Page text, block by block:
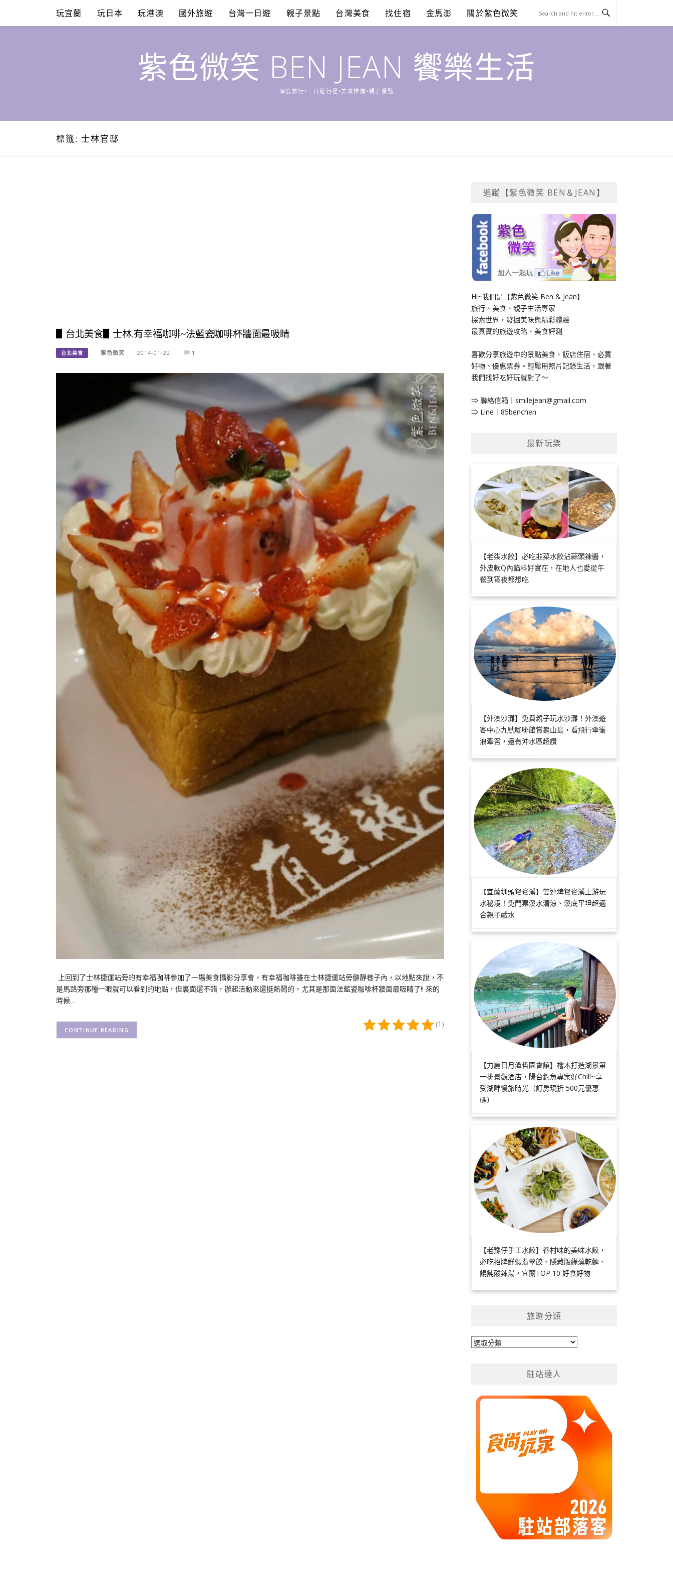
content
玩宜蘭 玩日本 玩港澳 國外旅遊 台灣一日遊 親子景點 台灣美食 找住宿 金馬澎 關於紫色微笑
紫色微笑 BEN JEAN 饗樂生活
深度旅行•一日遊行程•美食推薦•親子景點
標籤: 士林官邸
▋台北美食▋士林.有幸福咖啡~法藍瓷咖啡杯牆面最吸睛
台北美食 紫色微笑 2014-01-22 1
上回到了士林捷運站旁的有幸福咖啡參加了一場美食攝影分享會，有幸福咖啡雖在士林捷運站旁僻靜巷子內，以地點來說，不
是馬路旁那種一眼就可以看到的地點，但裏面還不錯，辦起活動來還挺熱鬧的，尤其是那面法藍瓷咖啡杯牆面最吸睛了!! 來的
時候…
(1)
CONTINUE READING
追蹤【紫色微笑 BEN＆JEAN】
Hi~我們是【紫色微笑 Ben & Jean】
旅行、美食、親子生活專家
探索世界，發掘美味與精彩體驗
最真實的旅遊攻略、美食評測
喜歡分享旅遊中的景點美食、飯店住宿、必買
好物、優惠票券。輕鬆用照片記錄生活，跟著
我們找好吃好玩就對了～
⇒ 聯絡信箱｜ smilejean@gmail.com
⇒ Line｜85benchen
最新玩樂
【老柒水餃】必吃韭菜水餃沾蒜頭辣醬，
外皮軟Q內餡料好實在，在地人也愛從午
餐到宵夜都想吃
【外澳沙灘】免費親子玩水沙灘！外澳遊
客中心九號咖啡館賞龜山島，看飛行傘衝
浪牽罟，還有沖水區超讚
【宜蘭圳頭鴛鴦溪】雙連埤鴛鴦溪上游玩
水秘境！免門票溪水清涼、溪底平坦超適
合親子戲水
【力麗日月潭哲園會館】檜木打造湖景第
一排景觀酒店，陽台釣魚專案好Chill~享
受湖畔慢旅時光（訂房現折 500元優惠
碼）
【老豫仔手工水餃】眷村味的美味水餃，
必吃招牌鮮蝦翡翠餃、隱藏版綠藻乾麵、
餛飩酸辣湯，宜蘭TOP 10 好食好物
旅遊分類
旅
駐站達人